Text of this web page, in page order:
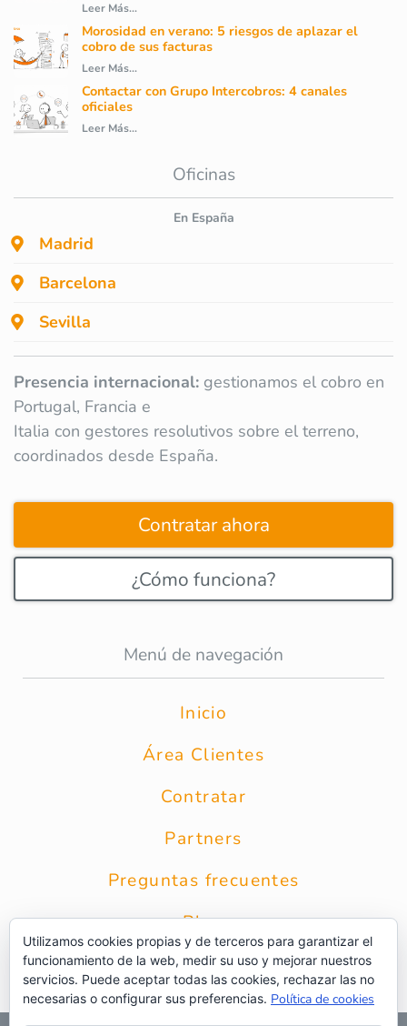
Leer Más...
Morosidad en verano: 5 riesgos de aplazar el
cobro de sus facturas
Leer Más...
Contactar con Grupo Intercobros: 4 canales
oficiales
Leer Más...
Oficinas
En España
Madrid
Barcelona
Sevilla
Presencia internacional: gestionamos el cobro en
Portugal, Francia e
Italia con gestores resolutivos sobre el terreno,
coordinados desde España.
Contratar ahora
¿Cómo funciona?
Menú de navegación
Inicio
Área Clientes
Contratar
Partners
Preguntas frecuentes
Blog
Contacto
Utilizamos cookies propias y de terceros para garantizar el
funcionamiento de la web, medir su uso y mejorar nuestros
servicios. Puede aceptar todas las cookies, rechazar las no
necesarias o configurar sus preferencias. Política de cookies